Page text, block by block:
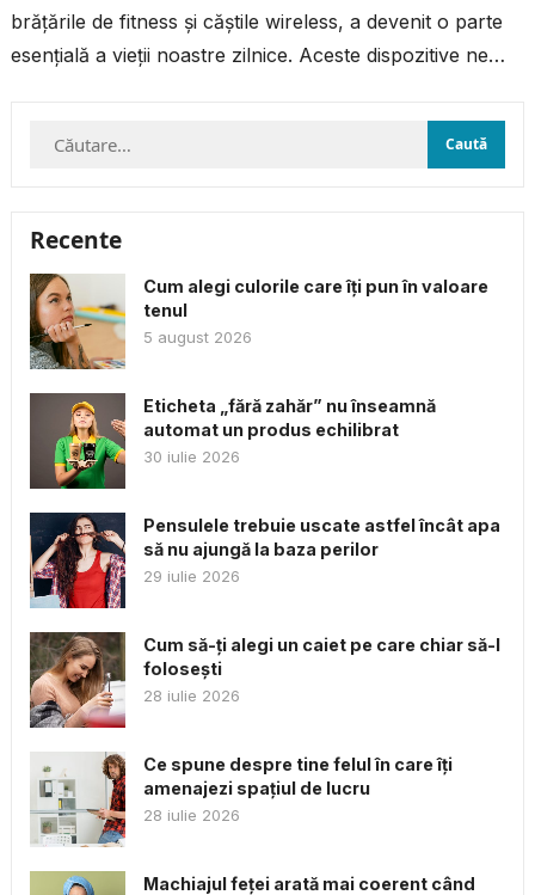
brățările de fitness și căștile wireless, a devenit o parte
esențială a vieții noastre zilnice. Aceste dispozitive ne
Caută
Recente
Cum alegi culorile care îți pun în valoare
tenul
5 august 2026
Eticheta „fără zahăr” nu înseamnă
automat un produs echilibrat
30 iulie 2026
Pensulele trebuie uscate astfel încât apa
să nu ajungă la baza perilor
29 iulie 2026
Cum să-ți alegi un caiet pe care chiar să-l
folosești
28 iulie 2026
Ce spune despre tine felul în care îți
amenajezi spațiul de lucru
28 iulie 2026
Machiajul feței arată mai coerent când